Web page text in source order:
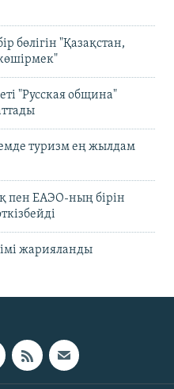
бөлігін "Қазақстан,
"Русская община"
туризм ең жылдам
пен ЕАЭО-ның бірін
жарияланды